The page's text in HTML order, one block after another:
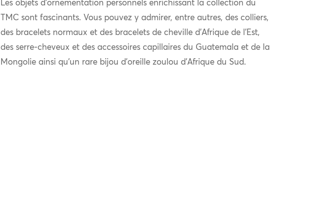
Les objets d’ornementation personnels enrichissant la collection du
TMC sont fascinants. Vous pouvez y admirer, entre autres, des colliers,
des bracelets normaux et des bracelets de cheville d’Afrique de l’Est,
des serre-cheveux et des accessoires capillaires du Guatemala et de la
Mongolie ainsi qu’un rare bijou d’oreille zoulou d’Afrique du Sud.